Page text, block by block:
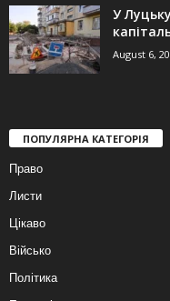
У
August 6,
ПОПУЛЯРНА КАТЕГОРІЯ
Право
Листи
Цікаво
Військо
Політика